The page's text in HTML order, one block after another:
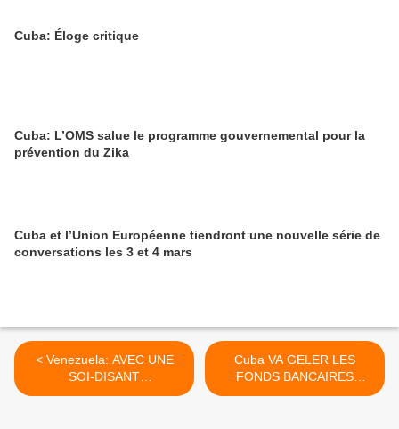
Cuba: Éloge critique
Cuba: L’OMS salue le programme gouvernemental pour la
prévention du Zika
Cuba et l’Union Européenne tiendront une nouvelle série de
conversations les 3 et 4 mars
< Venezuela: AVEC UNE
SOI-DISANT
"DEVALUATION", LA
Cuba VA GELER LES
FONDS BANCAIRES
ETRANGERS LIES A Al-